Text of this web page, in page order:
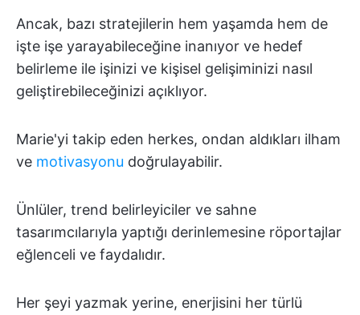
Ancak, bazı stratejilerin hem yaşamda hem de
işte işe yarayabileceğine inanıyor ve hedef
belirleme ile işinizi ve kişisel gelişiminizi nasıl
geliştirebileceğinizi açıklıyor.
Marie'yi takip eden herkes, ondan aldıkları ilham
ve motivasyonu doğrulayabilir.
Ünlüler, trend belirleyiciler ve sahne
tasarımcılarıyla yaptığı derinlemesine röportajlar
eğlenceli ve faydalıdır.
Her şeyi yazmak yerine, enerjisini her türlü